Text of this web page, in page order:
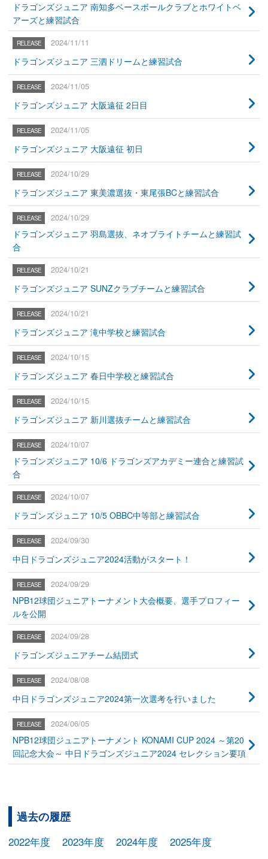
ドラゴンズジュニア 南知多ベースボールクラブとホワイトベ
アーズと練習試合
2024/11/11
ドラゴンズジュニア 三泗ドリームと練習試合
2024/11/05
ドラゴンズジュニア 大阪遠征 2日目
2024/11/05
ドラゴンズジュニア 大阪遠征 初日
2024/10/29
ドラゴンズジュニア 東美濃選抜・東尾張BCと練習試合
2024/10/29
ドラゴンズジュニア 羽島選抜、ネオブライトチームと練習試
合
2024/10/21
ドラゴンズジュニア SUNZクラブチームと練習試合
2024/10/21
ドラゴンズジュニア 滝中学校と練習試合
2024/10/15
ドラゴンズジュニア 春日中学校と練習試合
2024/10/15
ドラゴンズジュニア 新川選抜チームと練習試合
2024/10/07
ドラゴンズジュニア 10/6 ドラゴンズアカデミー連合と練習試
合
2024/10/07
ドラゴンズジュニア 10/5 OBBC中等部と練習試合
2024/09/30
中日ドラゴンズジュニア2024活動がスタート！
2024/09/29
NPB12球団ジュニアトーナメント大会概要、選手プロフィー
ルを公開
2024/09/28
ドラゴンズジュニアチーム結団式
2024/08/08
中日ドラゴンズジュニア2024第一次選考を行いました
2024/06/05
NPB12球団ジュニアトーナメント KONAMI CUP 2024 ～第20
回記念大会～ 中日ドラゴンズジュニア2024 セレクション要項
過去の履歴
2022年度
2023年度 2024年度 2025年度